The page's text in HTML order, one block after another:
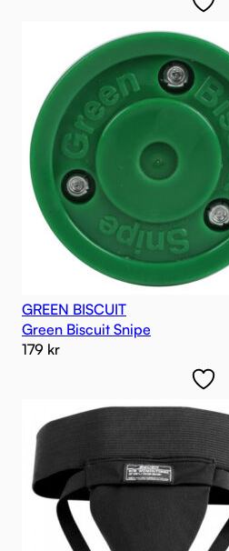
GREEN BISCUIT
Green Biscuit Snipe
179 kr